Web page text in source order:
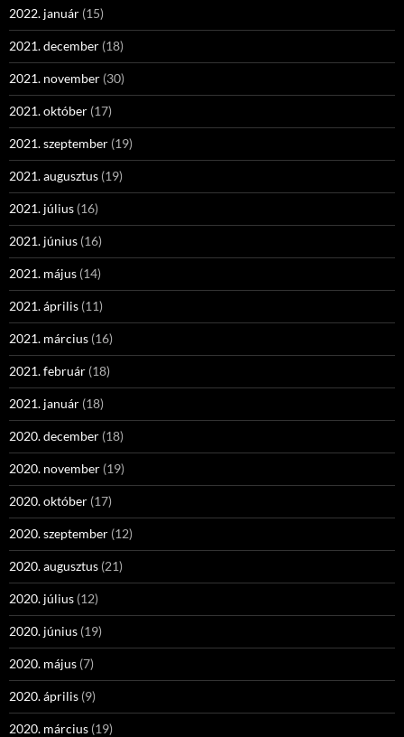
2022. január (15)
2021. december (18)
2021. november (30)
2021. október (17)
2021. szeptember (19)
2021. augusztus (19)
2021. július (16)
2021. június (16)
2021. május (14)
2021. április (11)
2021. március (16)
2021. február (18)
2021. január (18)
2020. december (18)
2020. november (19)
2020. október (17)
2020. szeptember (12)
2020. augusztus (21)
2020. július (12)
2020. június (19)
2020. május (7)
2020. április (9)
2020. március (19)